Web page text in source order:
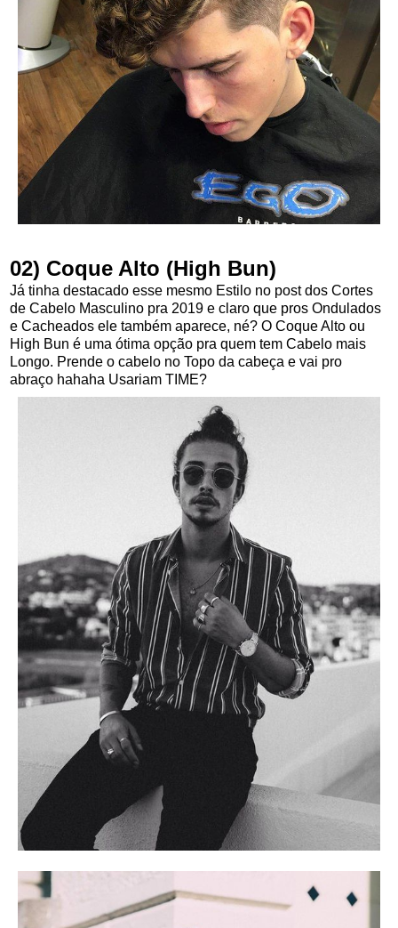
02) Coque Alto (High Bun)
Já tinha destacado esse mesmo Estilo no post dos Cortes
de Cabelo Masculino pra 2019 e claro que pros Ondulados
e Cacheados ele também aparece, né? O Coque Alto ou
High Bun é uma ótima opção pra quem tem Cabelo mais
Longo. Prende o cabelo no Topo da cabeça e vai pro
abraço hahaha Usariam TIME?